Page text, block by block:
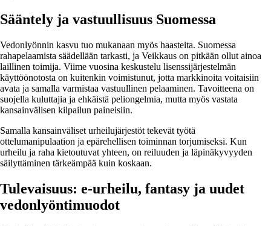
Sääntely ja vastuullisuus Suomessa
Vedonlyönnin kasvu tuo mukanaan myös haasteita. Suomessa
rahapelaamista säädellään tarkasti, ja Veikkaus on pitkään ollut ainoa
laillinen toimija. Viime vuosina keskustelu lisenssijärjestelmän
käyttöönotosta on kuitenkin voimistunut, jotta markkinoita voitaisiin
avata ja samalla varmistaa vastuullinen pelaaminen. Tavoitteena on
suojella kuluttajia ja ehkäistä peliongelmia, mutta myös vastata
kansainvälisen kilpailun paineisiin.
Samalla kansainväliset urheilujärjestöt tekevät työtä
ottelumanipulaation ja epärehellisen toiminnan torjumiseksi. Kun
urheilu ja raha kietoutuvat yhteen, on reiluuden ja läpinäkyvyyden
säilyttäminen tärkeämpää kuin koskaan.
Tulevaisuus: e-urheilu, fantasy ja uudet
vedonlyöntimuodot